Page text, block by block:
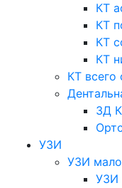
КТ
КТ
КТ
КТ
КТ всего
3Д
УЗИ
УЗИ
УЗИ